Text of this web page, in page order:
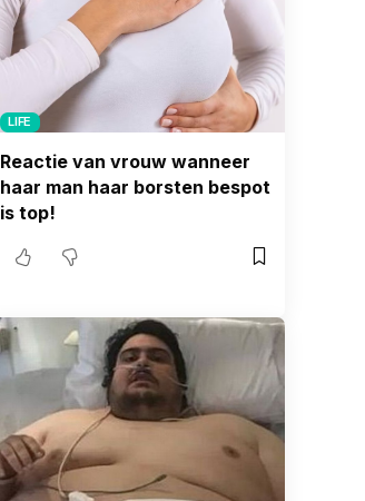
LIFE
Reactie van vrouw wanneer
haar man haar borsten bespot
is top!